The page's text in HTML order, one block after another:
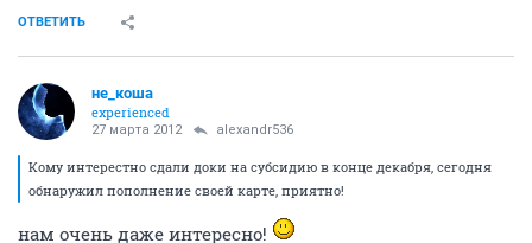
ОТВЕТИТЬ
не_коша
experienced
27 марта 2012 alexandr536
Кому интерестно сдали доки на субсидию в конце декабря, сегодня
обнаружил пополнение своей карте, приятно!
нам очень даже интересно!